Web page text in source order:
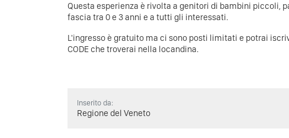
Questa esperienza è rivolta a genitori di bambini piccoli,
fascia tra 0 e 3 anni e a tutti gli interessati.
L'ingresso è gratuito ma ci sono posti limitati e potrai
CODE che troverai nella locandina.
Inserito da:
Regione del Veneto